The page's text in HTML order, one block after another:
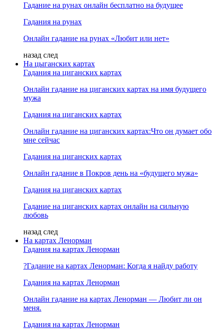
Гадание на рунах онлайн бесплатно на будущее
Гадания на рунах
Онлайн гадание на рунах «Любит или нет»
назад след
На цыганских картах
Гадания на циганских картах
Онлайн гадание на циганских картах на имя будущего
мужа
Гадания на циганских картах
Онлайн гадание на циганских картах:Что он думает обо
мне сейчас
Гадания на циганских картах
Онлайн гадание в Покров день на «будущего мужа»
Гадания на циганских картах
Гадание на циганских картах онлайн на сильную
любовь
назад след
На картах Ленорман
Гадания на картах Ленорман
?Гадание на картах Ленорман: Когда я найду работу
Гадания на картах Ленорман
Онлайн гадание на картах Ленорман — Любит ли он
меня.
Гадания на картах Ленорман